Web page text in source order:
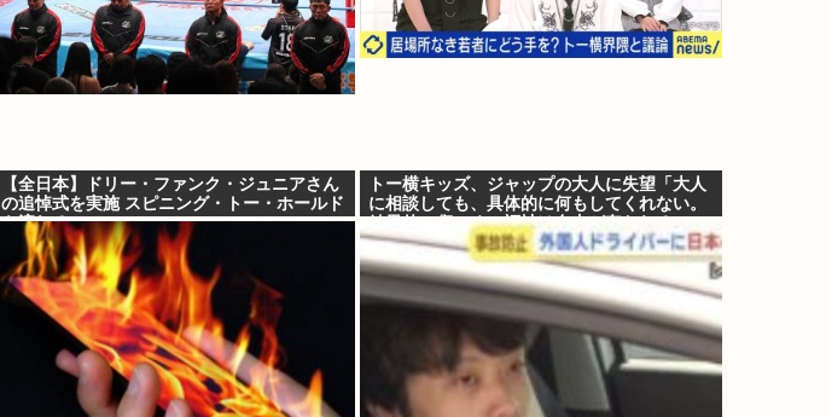
【全日本】ドリー・ファンク・ジュニアさん
の追悼式を実施 スピニング・トー・ホールド
も流れる
トー横キッズ、ジャップの大人に失望「大人
に相談しても、具体的に何もしてくれない。
結果的に傷つく。福祉は自由が奪われる」